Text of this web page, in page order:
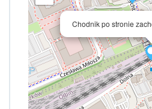
Chodnik po stronie